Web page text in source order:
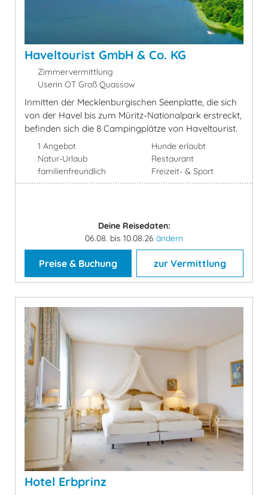
Haveltourist GmbH & Co. KG
Zimmervermittlung
Userin OT Groß Quassow
Inmitten der Mecklenburgischen Seenplatte, die sich
von der Havel bis zum Müritz-Nationalpark erstreckt,
befinden sich die 8 Campingplätze von Haveltourist.
1 Angebot
Natur-Urlaub
familienfreundlich
Hunde erlaubt
Restaurant
Freizeit- & Sport
Deine Reisedaten:
06.08. bis 10.08.26 ändern
Preise & Buchung zur Vermittlung
Hotel Erbprinz